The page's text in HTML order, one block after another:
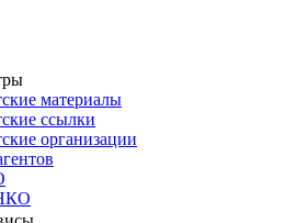
материалы
ссылки
организации